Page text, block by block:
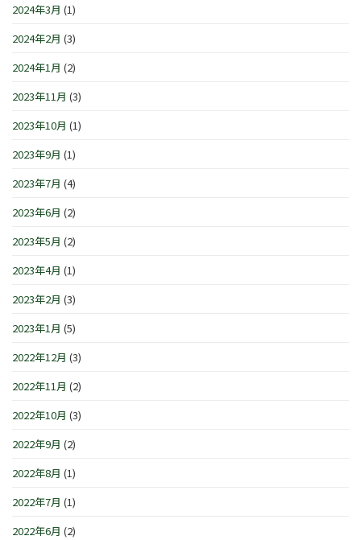
2024年3月 (1)
2024年2月 (3)
2024年1月 (2)
2023年11月 (3)
2023年10月 (1)
2023年9月 (1)
2023年7月 (4)
2023年6月 (2)
2023年5月 (2)
2023年4月 (1)
2023年2月 (3)
2023年1月 (5)
2022年12月 (3)
2022年11月 (2)
2022年10月 (3)
2022年9月 (2)
2022年8月 (1)
2022年7月 (1)
2022年6月 (2)